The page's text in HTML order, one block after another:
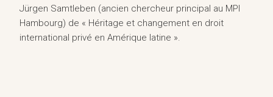
Jürgen Samtleben (ancien chercheur principal au MPI
Hambourg) de « Héritage et changement en droit
international privé en Amérique latine ».